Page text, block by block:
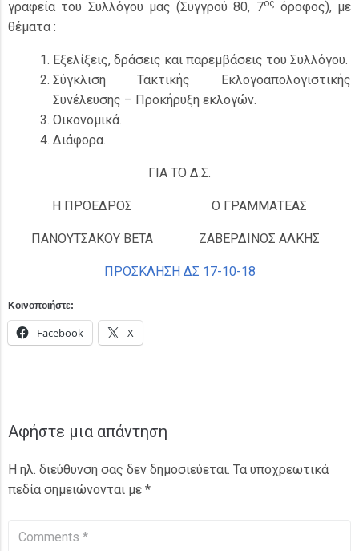
γραφεία του Συλλόγου μας (Συγγρού 80, 7ος όροφος), με
θέματα :
Εξελίξεις, δράσεις και παρεμβάσεις του Συλλόγου.
Σύγκλιση Τακτικής Εκλογοαπολογιστικής
Συνέλευσης – Προκήρυξη εκλογών.
Οικονομικά.
Διάφορα.
ΓΙΑ ΤΟ Δ.Σ.
Η ΠΡΟΕΔΡΟΣ
ΠΑΝΟΥΤΣΑΚΟΥ ΒΕΤΑ
Ο ΓΡΑΜΜΑΤΕΑΣ
ΖΑΒΕΡΔΙΝΟΣ ΑΛΚΗΣ
ΠΡΟΣΚΛΗΣΗ ΔΣ 17-10-18
Κοινοποιήστε:
Facebook X
Αφήστε μια απάντηση
Η ηλ. διεύθυνση σας δεν δημοσιεύεται. Τα υποχρεωτικά
πεδία σημειώνονται με *